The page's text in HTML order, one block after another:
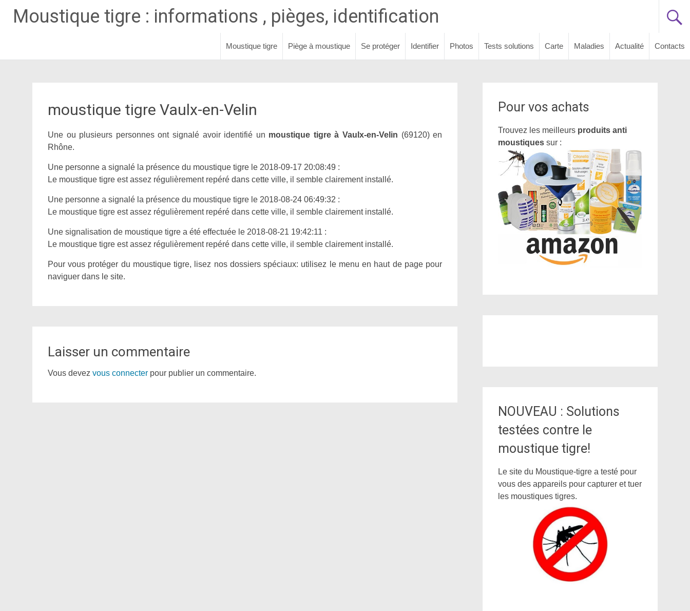
Moustique tigre : informations , pièges, identification
Moustique tigre Piège à moustique Se protéger Identifier Photos Tests solutions Carte Maladies Actualité Contacts
moustique tigre Vaulx-en-Velin
Une ou plusieurs personnes ont signalé avoir identifié un moustique tigre à Vaulx-en-Velin (69120) en
Rhône.
Une personne a signalé la présence du moustique tigre le 2018-09-17 20:08:49 :
Le moustique tigre est assez régulièrement repéré dans cette ville, il semble clairement installé.
Une personne a signalé la présence du moustique tigre le 2018-08-24 06:49:32 :
Le moustique tigre est assez régulièrement repéré dans cette ville, il semble clairement installé.
Une signalisation de moustique tigre a été effectuée le 2018-08-21 19:42:11 :
Le moustique tigre est assez régulièrement repéré dans cette ville, il semble clairement installé.
Pour vous protéger du moustique tigre, lisez nos dossiers spéciaux: utilisez le menu en haut de page pour
naviguer dans le site.
Laisser un commentaire
Vous devez vous connecter pour publier un commentaire.
Pour vos achats
Trouvez les meilleurs produits anti
moustiquessur :
NOUVEAU : Solutions
testées contre le
moustique tigre!
Le site du Moustique-tigre a testé pour
vous des appareils pour capturer et tuer
les moustiques tigres.